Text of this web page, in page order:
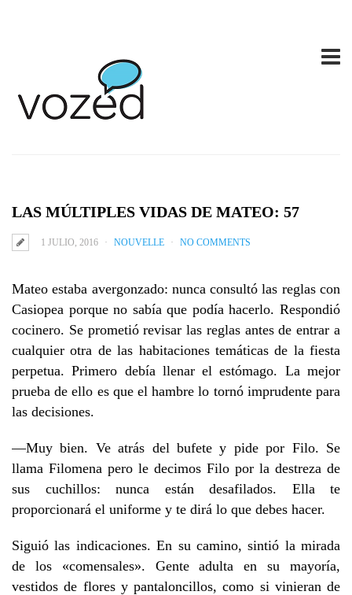
LAS MÚLTIPLES VIDAS DE MATEO: 57
1 JULIO, 2016 NOUVELLE NO COMMENTS
Mateo estaba avergonzado: nunca consultó las reglas con
Casiopea porque no sabía que podía hacerlo. Respondió
cocinero. Se prometió revisar las reglas antes de entrar a
cualquier otra de las habitaciones temáticas de la fiesta
perpetua. Primero debía llenar el estómago. La mejor
prueba de ello es que el hambre lo tornó imprudente para
las decisiones.
—Muy bien. Ve atrás del bufete y pide por Filo. Se
llama Filomena pero le decimos Filo por la destreza de
sus cuchillos: nunca están desafilados. Ella te
proporcionará el uniforme y te dirá lo que debes hacer.
Siguió las indicaciones. En su camino, sintió la mirada
de los «comensales». Gente adulta en su mayoría,
vestidos de flores y pantaloncillos, como si vinieran de